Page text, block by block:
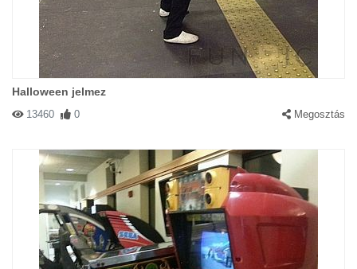
Halloween jelmez
13460 0 Megosztás